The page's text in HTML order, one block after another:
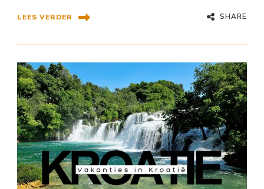
LEES VERDER SHARE